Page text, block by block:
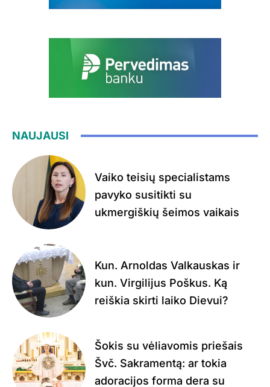
NAUJAUSI
Vaiko teisių specialistams
pavyko susitikti su
ukmergiškių šeimos vaikais
Kun. Arnoldas Valkauskas ir
kun. Virgilijus Poškus. Ką
reiškia skirti laiko Dievui?
Šokis su vėliavomis priešais
Švč. Sakramentą: ar tokia
adoracijos forma dera su